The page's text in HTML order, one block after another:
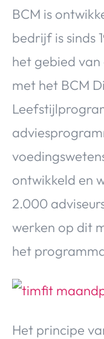
BCM is
bedrijf is sinds
het gebied
met het BCM
ontwikkeld en
2.000
werken op dit
het
Het principe